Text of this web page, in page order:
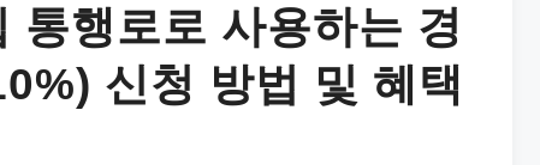
통행로로 사용하는 경
신청 방법 및 혜택